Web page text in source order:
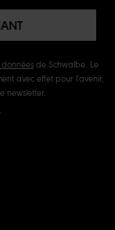
de Schwalbe. Le
avec effet pour l'avenir,
newsletter.